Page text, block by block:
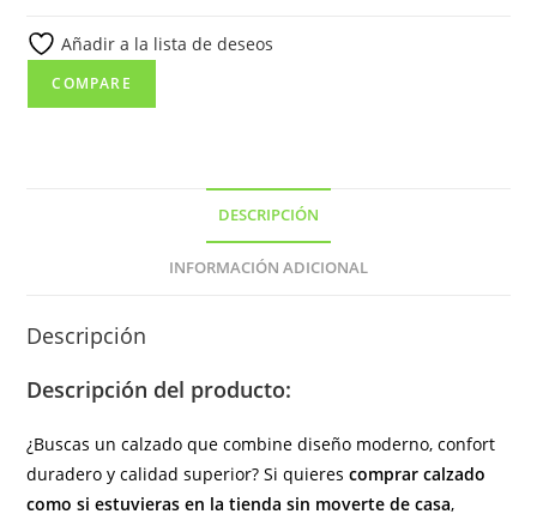
burdeos
con
elásticos(
Añadir a la lista de deseos
COMPARE
DESCRIPCIÓN
INFORMACIÓN ADICIONAL
Descripción
Descripción del producto:
¿Buscas un calzado que combine diseño moderno, confort
duradero y calidad superior? Si quierescomprar calzado
como si estuvieras en la tienda sin moverte de casa,